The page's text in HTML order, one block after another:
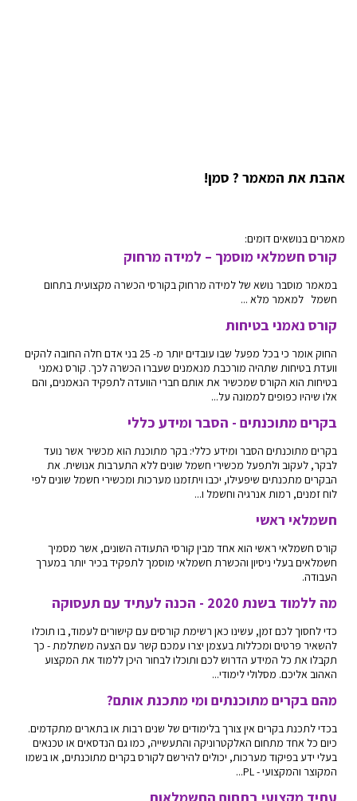
אהבת את המאמר ? סמן!
מאמרים בנושאים דומים:
קורס חשמלאי מוסמך – למידה מרחוק
במאמר מוסבר נושא של למידה מרחוק בקורסי הכשרה מקצועית בתחום
חשמל למאמר מלא ...
קורס נאמני בטיחות
החוק אומר כי בכל מפעל שבו עובדים יותר מ- 25 בני אדם חלה החובה להקים
וועדת בטיחות שתהיה מורכבת מנאמנים שעברו הכשרה לכך. קורס נאמני
בטיחות הוא הקורס שמכשיר את אותם חברי הוועדה לתפקיד הנאמנים, והם
אלו שיהיו כפופים לממונה על...
בקרים מתוכנתים - הסבר ומידע כללי
בקרים מתוכנתים הסבר ומידע כללי: בקר מתוכנת הוא מכשיר אשר נועד
לבקר, לעקוב ולתפעל מכשירי חשמל שונים ללא התערבות אנושית. את
הבקרים מתכנתים שיפעילו, יכבו ויתזמנו מערכות ומכשירי חשמל שונים לפי
לוח זמנים, רמות אנרגיה וחשמל ו...
חשמלאי ראשי
קורס חשמלאי ראשי הוא אחד מבין קורסי התעודה השונים, אשר מסמיך
חשמלאים בעלי ניסיון והכשרת חשמלאי מוסמך לתפקיד בכיר יותר במערך
העבודה.
מה ללמוד בשנת 2020 - הכנה לעתיד עם תעסוקה
כדי לחסוך לכם זמן, עשינו כאן רשימת קורסים עם קישורים לעמוד, בו תוכלו
להשאיר פרטים ומכללות בעצמן יצרו עמכם קשר עם הצעה משתלמת - כך
תקבלו את כל המידע הדרוש לכם ותוכלו לבחור היכן ללמוד את המקצוע
האהוב אליכם. מסלולי לימודי...
מהם בקרים מתוכנתים ומי מתכנת אותם?
בכדי לתכנת בקרים אין צורך בלימודים של שנים רבות או בתארים מתקדמים.
כיום כל אחד מתחום האלקטרוניקה והתעשייה, כמו גם הנדסאים או טכנאים
בעלי ידע בפיקוד מערכות, יכולים להירשם לקורס בקרים מתוכנתים, או בשמו
המקוצר והמקצועי - PL...